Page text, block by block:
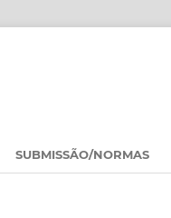
SUBMISSÃO/NORMAS